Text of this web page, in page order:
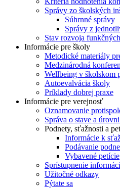
Správy zo školských
Súhrnné správy
Správy z
Stav rozvoja
Informácie pre školy
Metodické materiály
Medzinárodná
Wellbeing v školskom
Autoevalvácia školy
Príklady dobrej praxe
Informácie pre verejnosť
Oznamovanie
Správa o stave a
Podnety, sťažnosti a
Informácie k
Podávanie
Vybavené petície
Sprístupnenie
Užitočné odkazy
Pýtate sa